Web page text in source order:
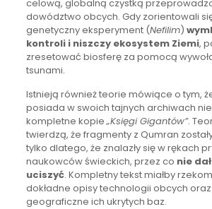
celową, globalną czystką
dowództwo obcych. Gdy zorientowali
genetyczny eksperyment (Nefilim)
kontroli i niszczy ekosystem Ziemi,
zresetować biosferę za pomocą
tsunami.
Istnieją również teorie mówiące o tym,
posiada w swoich tajnych archiwach
kompletne kopie„Księgi Gigantów”.
twierdzą, że fragmenty z Qumran
tylko dlatego, że znalazły się w rękach
naukowców świeckich, przez co nie
uciszyć. Kompletny tekst miałby
dokładne opisy technologii obcych
geograficzne ich ukrytych baz.